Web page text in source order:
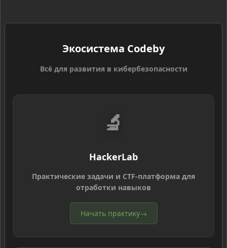
Экосистема Codeby
Всё для развития в кибербезопасности
🔬
HackerLab
Практические задачи и CTF-платформа для
отработки навыков
Начать практику→